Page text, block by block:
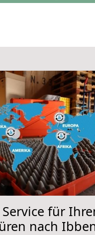
Service für
nach